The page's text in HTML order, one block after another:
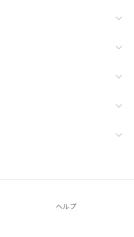
ヘルプ